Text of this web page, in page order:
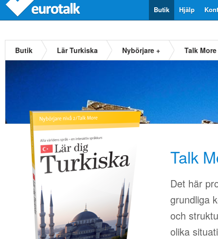
Hjälp
Butik
Butik Lär Turkiska Nybörjare + Talk
Talk
Det här
grundliga
och
olika